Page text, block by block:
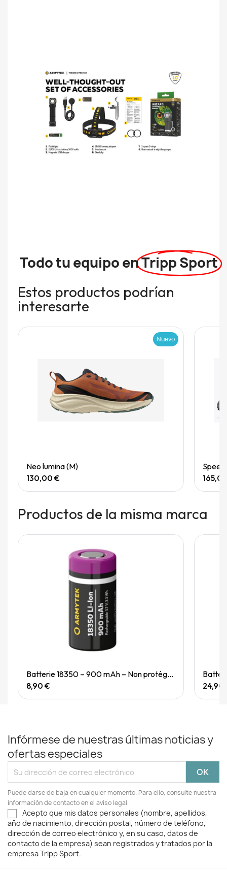
Todo tu equipo enTripp Sport
Estos productos podrían
interesarte
Nuevo
Neo lumina (M)
130,00 €
Productos de la misma marca
Quick View
Batterie 18350 – 900 mAh – Non protégée
8,90 €
24,90
Infórmese de nuestras últimas noticias y
ofertas especiales
Puede darse de baja en cualquier momento. Para ello, consulte nuestra
información de contacto en el aviso legal.
Acepto que mis datos personales (nombre, apellidos,
año de nacimiento, dirección postal, número de teléfono,
dirección de correo electrónico y, en su caso, datos de
contacto de la empresa) sean registrados y tratados por la
empresa Tripp Sport.